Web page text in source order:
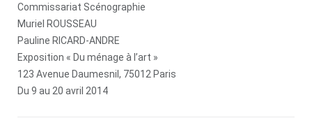
Commissariat Scénographie
Muriel ROUSSEAU
Pauline RICARD-ANDRE
Exposition « Du ménage à l’art »
123 Avenue Daumesnil, 75012 Paris
Du 9 au 20 avril 2014